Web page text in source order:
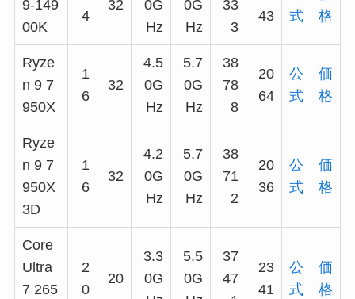
9-149
00K
4
32
0G
Hz
0G
Hz
33
3
43
式
格
Ryze
n 9 7
950X
1
6
32
4.5
0G
Hz
5.7
0G
Hz
38
78
8
20
64
公
式
価
格
Ryze
n 9 7
950X
3D
1
6
32
4.2
0G
Hz
5.7
0G
Hz
38
71
2
20
36
公
式
価
格
Core
Ultra
7 265
2
0
20
3.3
0G
5.5
0G
37
47
23
41
公
式
価
格